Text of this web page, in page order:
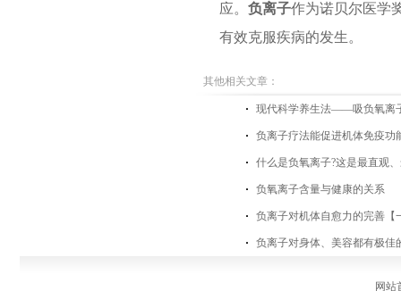
应。 负离子作为诺贝尔医学
有效克服疾病的发生。
其他相关文章：
现代科学养生法——吸负氧离
负离子疗法能促进机体免疫功
什么是负氧离子?这是最直观
负氧离子含量与健康的关系
负离子对机体自愈力的完善【
负离子对身体、美容都有极佳
网站